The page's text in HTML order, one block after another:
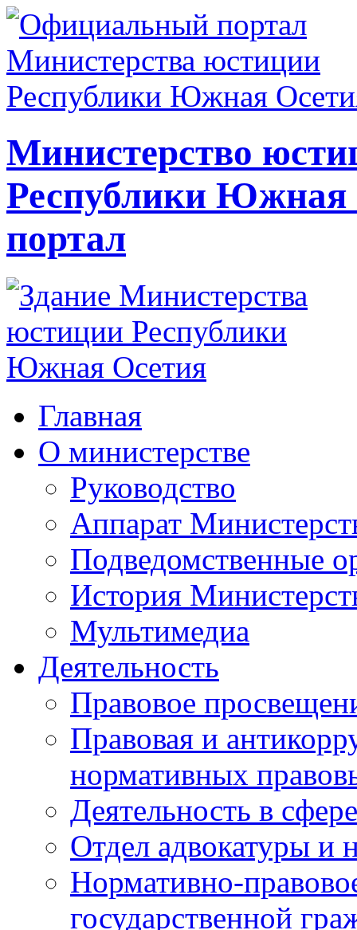
Министерство
Республики
портал
Главная
О министерстве
Руководство
Аппарат
Подведомственные
История
Мультимедиа
Деятельность
Правовое
Правовая и
нормативных
Деятельность в
Отдел адвокатуры и
Нормативно-
государственной